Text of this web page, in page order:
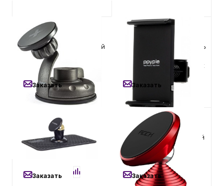
700₽
Магнитный автомобильный
держатель iHave 360
Magnetic Car Holder
Заказать
1 200
Автомобильный держатель
Ppyple HR-NT для
планшетов на подголовник
Заказать
Магнитный автомобильный
держатель Rock Magnetic
Заказать
₽
Магнитный автомобильный
держатель Rock Magnetic
Dashboard Car Mount
(Dumbbell) Red
Заказать